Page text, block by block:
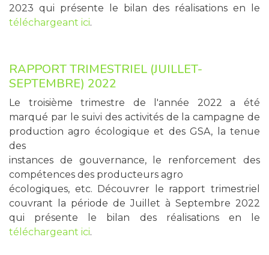
2023 qui présente le bilan des réalisations en le
téléchargeant ici.
RAPPORT TRIMESTRIEL (JUILLET-
SEPTEMBRE) 2022
Le troisième trimestre de l'année 2022 a été
marqué par le suivi des activités de la campagne de
production agro écologique et des GSA, la tenue
des
instances de gouvernance, le renforcement des
compétences des producteurs agro
écologiques, etc. Découvrer le rapport trimestriel
couvrant la période de Juillet à Septembre 2022
qui présente le bilan des réalisations en le
téléchargeant ici.